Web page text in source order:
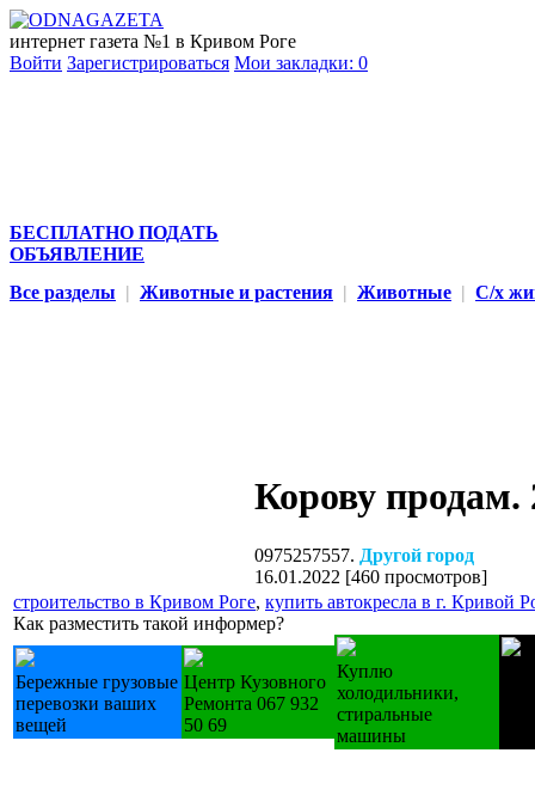
интернет газета №1 в Кривом Роге
Войти Зарегистрироваться Мои закладки: 0
БЕСПЛАТНО ПОДАТЬ
ОБЪЯВЛЕНИЕ
Все разделы | Животные и растения | Животные | С/х
Корову продам.
0975257557. Другой город
16.01.2022 [460 просмотров]
строительство в Кривом Роге, купить автокресла в г. Кривой
Как разместить такой информер?
Бережные грузовые
перевозки ваших
вещей
Центр Кузовного
Ремонта 067 932
50 69
Куплю
холодильники,
стиральные
машины